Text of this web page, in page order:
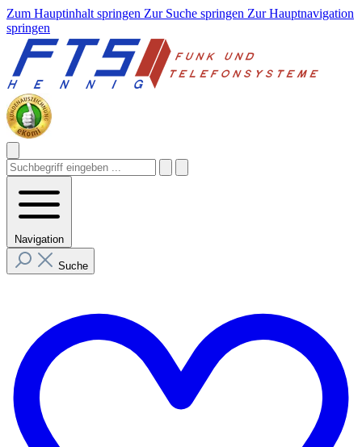
Zum Hauptinhalt springen Zur Suche springen Zur Hauptnavigation
springen
Navigation
Suche